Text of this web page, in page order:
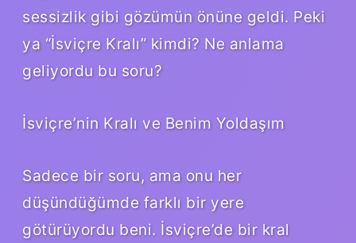
sessizlik gibi gözümün önüne geldi. Peki
ya “İsviçre Kralı” kimdi? Ne anlama
geliyordu bu soru?
İsviçre’nin Kralı ve Benim Yoldaşım
Sadece bir soru, ama onu her
düşündüğümde farklı bir yere
götürüyordu beni. İsviçre’de bir kral